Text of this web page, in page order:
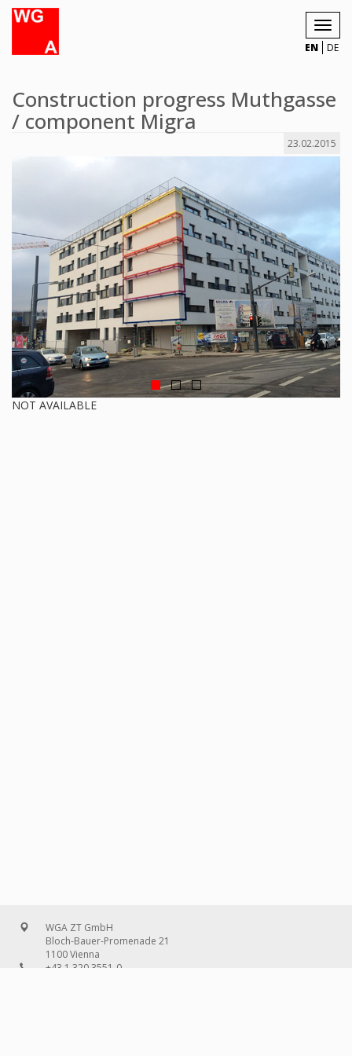
EN DE
Construction progress Muthgasse
/ component Migra
23.02.2015
NOT AVAILABLE
WGA ZT GmbH
Bloch-Bauer-Promenade 21
1100 Vienna
+43 1 320 3551-0